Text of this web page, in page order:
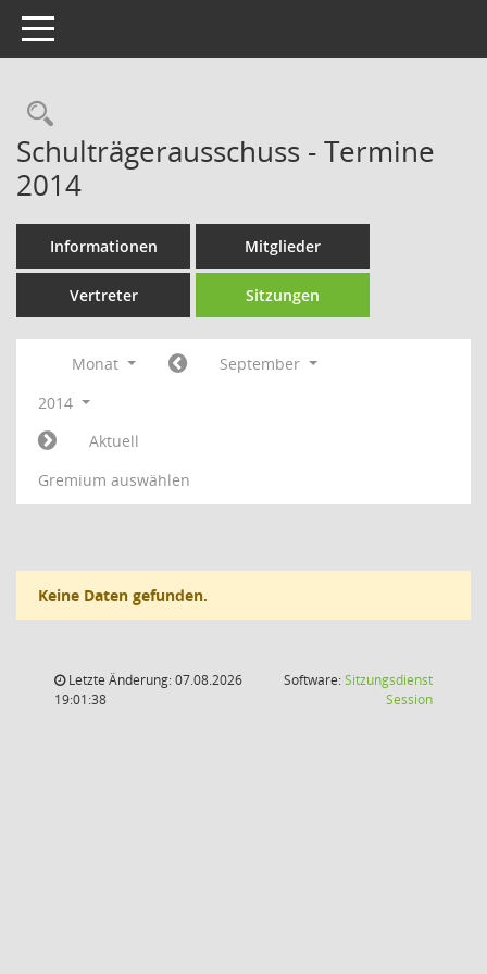
Toggle navigation
Rechercheauswahl
Schulträgerausschuss - Termine
2014
Informationen Mitglieder
Vertreter Sitzungen
Monat
September
2014
Aktuell
Gremium auswählen
Keine Daten gefunden.
Letzte Änderung: 07.08.2026
19:01:38
Software:Sitzungsdienst
Session(Wird in